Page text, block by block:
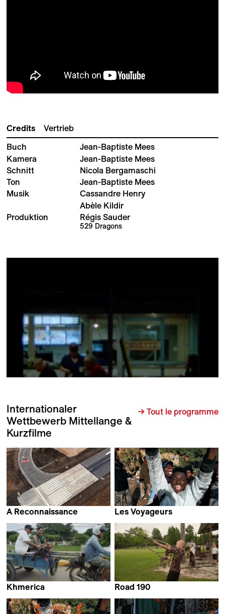
Credits Vertrieb
Buch
Jean-Baptiste Mees
Kamera
Jean-Baptiste Mees
Schnitt
Nicola Bergamaschi
Ton
Jean-Baptiste Mees
Musik
Cassandre Henry
Abèle Kildir
Produktion
Régis Sauder
529 Dragons
Internationaler
Wettbewerb Mittellange &
Kurzfilme
→ Tout le programme
A Reconnaissance
Les Voyageurs
Khmerica
Antoine Guide &
Road 190
Charlotte Nastasi